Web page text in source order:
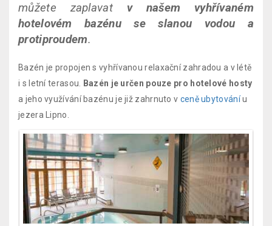
můžete zaplavat v našem vyhřívaném
hotelovém bazénu se slanou vodou a
protiproudem.
Bazén je propojen s vyhřívanou relaxační zahradou a v létě
i s letní terasou.
Bazén je určen pouze pro hotelové hosty
a jeho využívání bazénu je již zahrnuto v ceně ubytováníu
jezera Lipno.